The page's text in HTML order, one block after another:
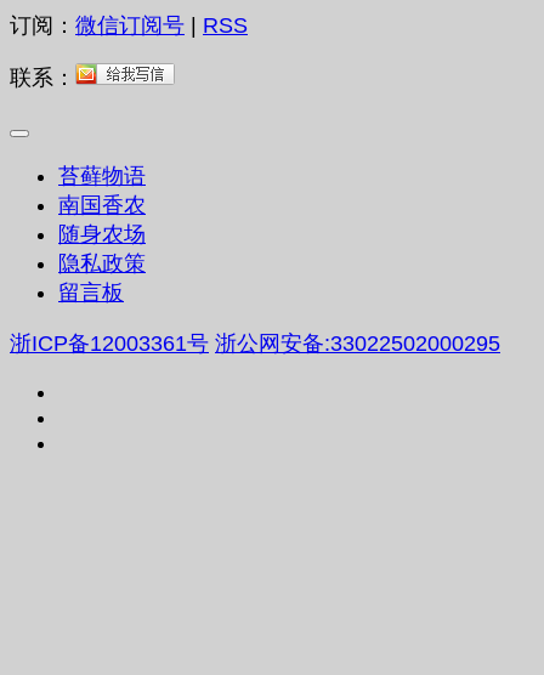
订阅： 微信订阅号 RSS
联系：
苔藓物语
南国香农
随身农场
隐私政策
留言板
浙ICP备12003361号 浙公网安备:33022502000295